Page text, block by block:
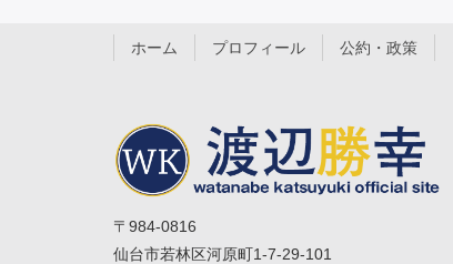
ホーム プロフィール 公約・政策
〒984-0816
仙台市若林区河原町1-7-29-101